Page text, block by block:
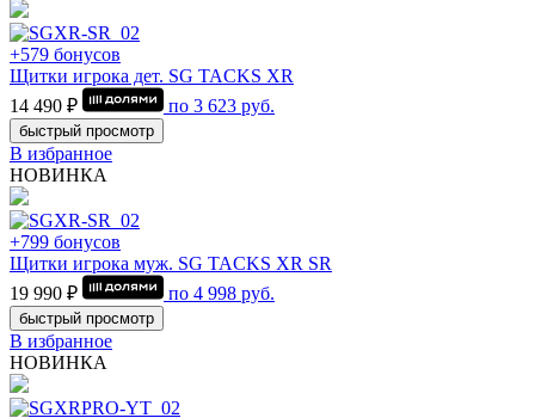
+579 бонусов
Щитки игрока дет. SG TACKS XR
14 490 ₽
по 3 623 руб.
быстрый просмотр
В избранное
НОВИНКА
+799 бонусов
Щитки игрока муж. SG TACKS XR SR
19 990 ₽
по 4 998 руб.
быстрый просмотр
В избранное
НОВИНКА